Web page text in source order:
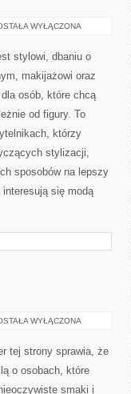
WYŁĄCZONA
stylowi, dbaniu o
makijażowi oraz
osób, które chcą
od figury. To
którzy
stylizacji,
sposobów na lepszy
się modą
WYŁĄCZONA
tej strony sprawia, że
o osobach, które
smaki i